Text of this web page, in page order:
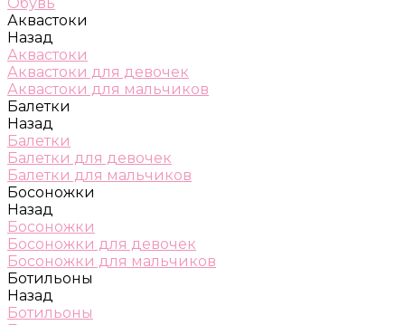
Аквастоки
Назад
Аквастоки
Аквастоки для девочек
Аквастоки для мальчиков
Балетки
Назад
Балетки
Балетки для девочек
Балетки для мальчиков
Босоножки
Назад
Босоножки
Босоножки для девочек
Босоножки для мальчиков
Ботильоны
Назад
Ботильоны